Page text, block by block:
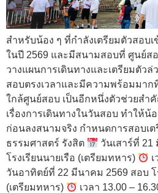
สำหรับน้อง ๆ ที่กำลังเตรียมตัวสอบเ
ในปี 2569 และมีสนามสอบที่ ศูนย์ส
วางแผนการเดินทางและเตรียมตัว
สอบตรงเวลาและมีความพร้อมมาก
ใกล้ศูนย์สอบ เป็นอีกหนึ่งตัวช่วยสำ
เรื่องการเดินทางในวันสอบ ทำให้น้
ก่อนลงสนามจริง กำหนดการสอบเ
ธรรมศาสตร์ รังสิต
วันเสาร์ที่
โรงเรียนนายเรือ (เตรียมทหาร)
วันอาทิตย์ที่ 22 มีนาคม 2569 สอบ โ
(เตรียมทหาร)
เวลา 13.00 –